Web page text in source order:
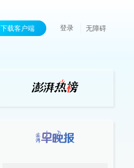
下载客户端 登录 无障碍